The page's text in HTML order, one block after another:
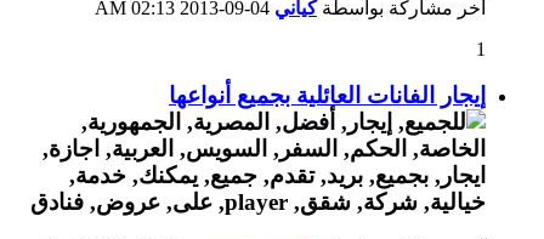
آخر مشاركة بواسطةكياني
02:13 AM
1
إيجار الفانات العائلية بجميع أنواعها